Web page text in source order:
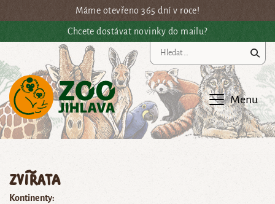
Přejít na hlavní obsahMáme otevřeno 365 dní v roce!
Chcete dostávat novinky do mailu?
Menu
Zvířata
Kontinenty: